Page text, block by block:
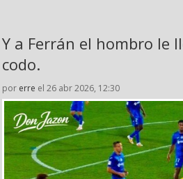
Y a Ferrán el hombro le
codo.
por erre el 26 abr 2026, 12:30